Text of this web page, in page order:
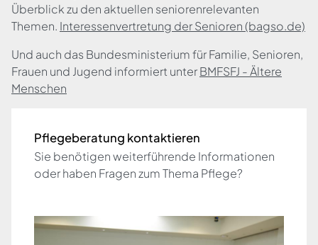
Überblick zu den aktuellen seniorenrelevanten
Themen. Interessenvertretung der Senioren (bagso.de)
Und auch das Bundesministerium für Familie, Senioren,
Frauen und Jugend informiert unterBMFSFJ - Ältere
Menschen
Pflegeberatung kontaktieren
Sie benötigen weiterführende Informationen
oder haben Fragen zum Thema Pflege?